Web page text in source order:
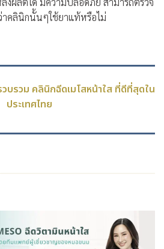
คลินิกนั้นๆใช้ยาแท้หรือไม่
บรวม คลินิกฉีดเมโสหน้าใส ที่ดีที่สุดใน
ประเทศไทย